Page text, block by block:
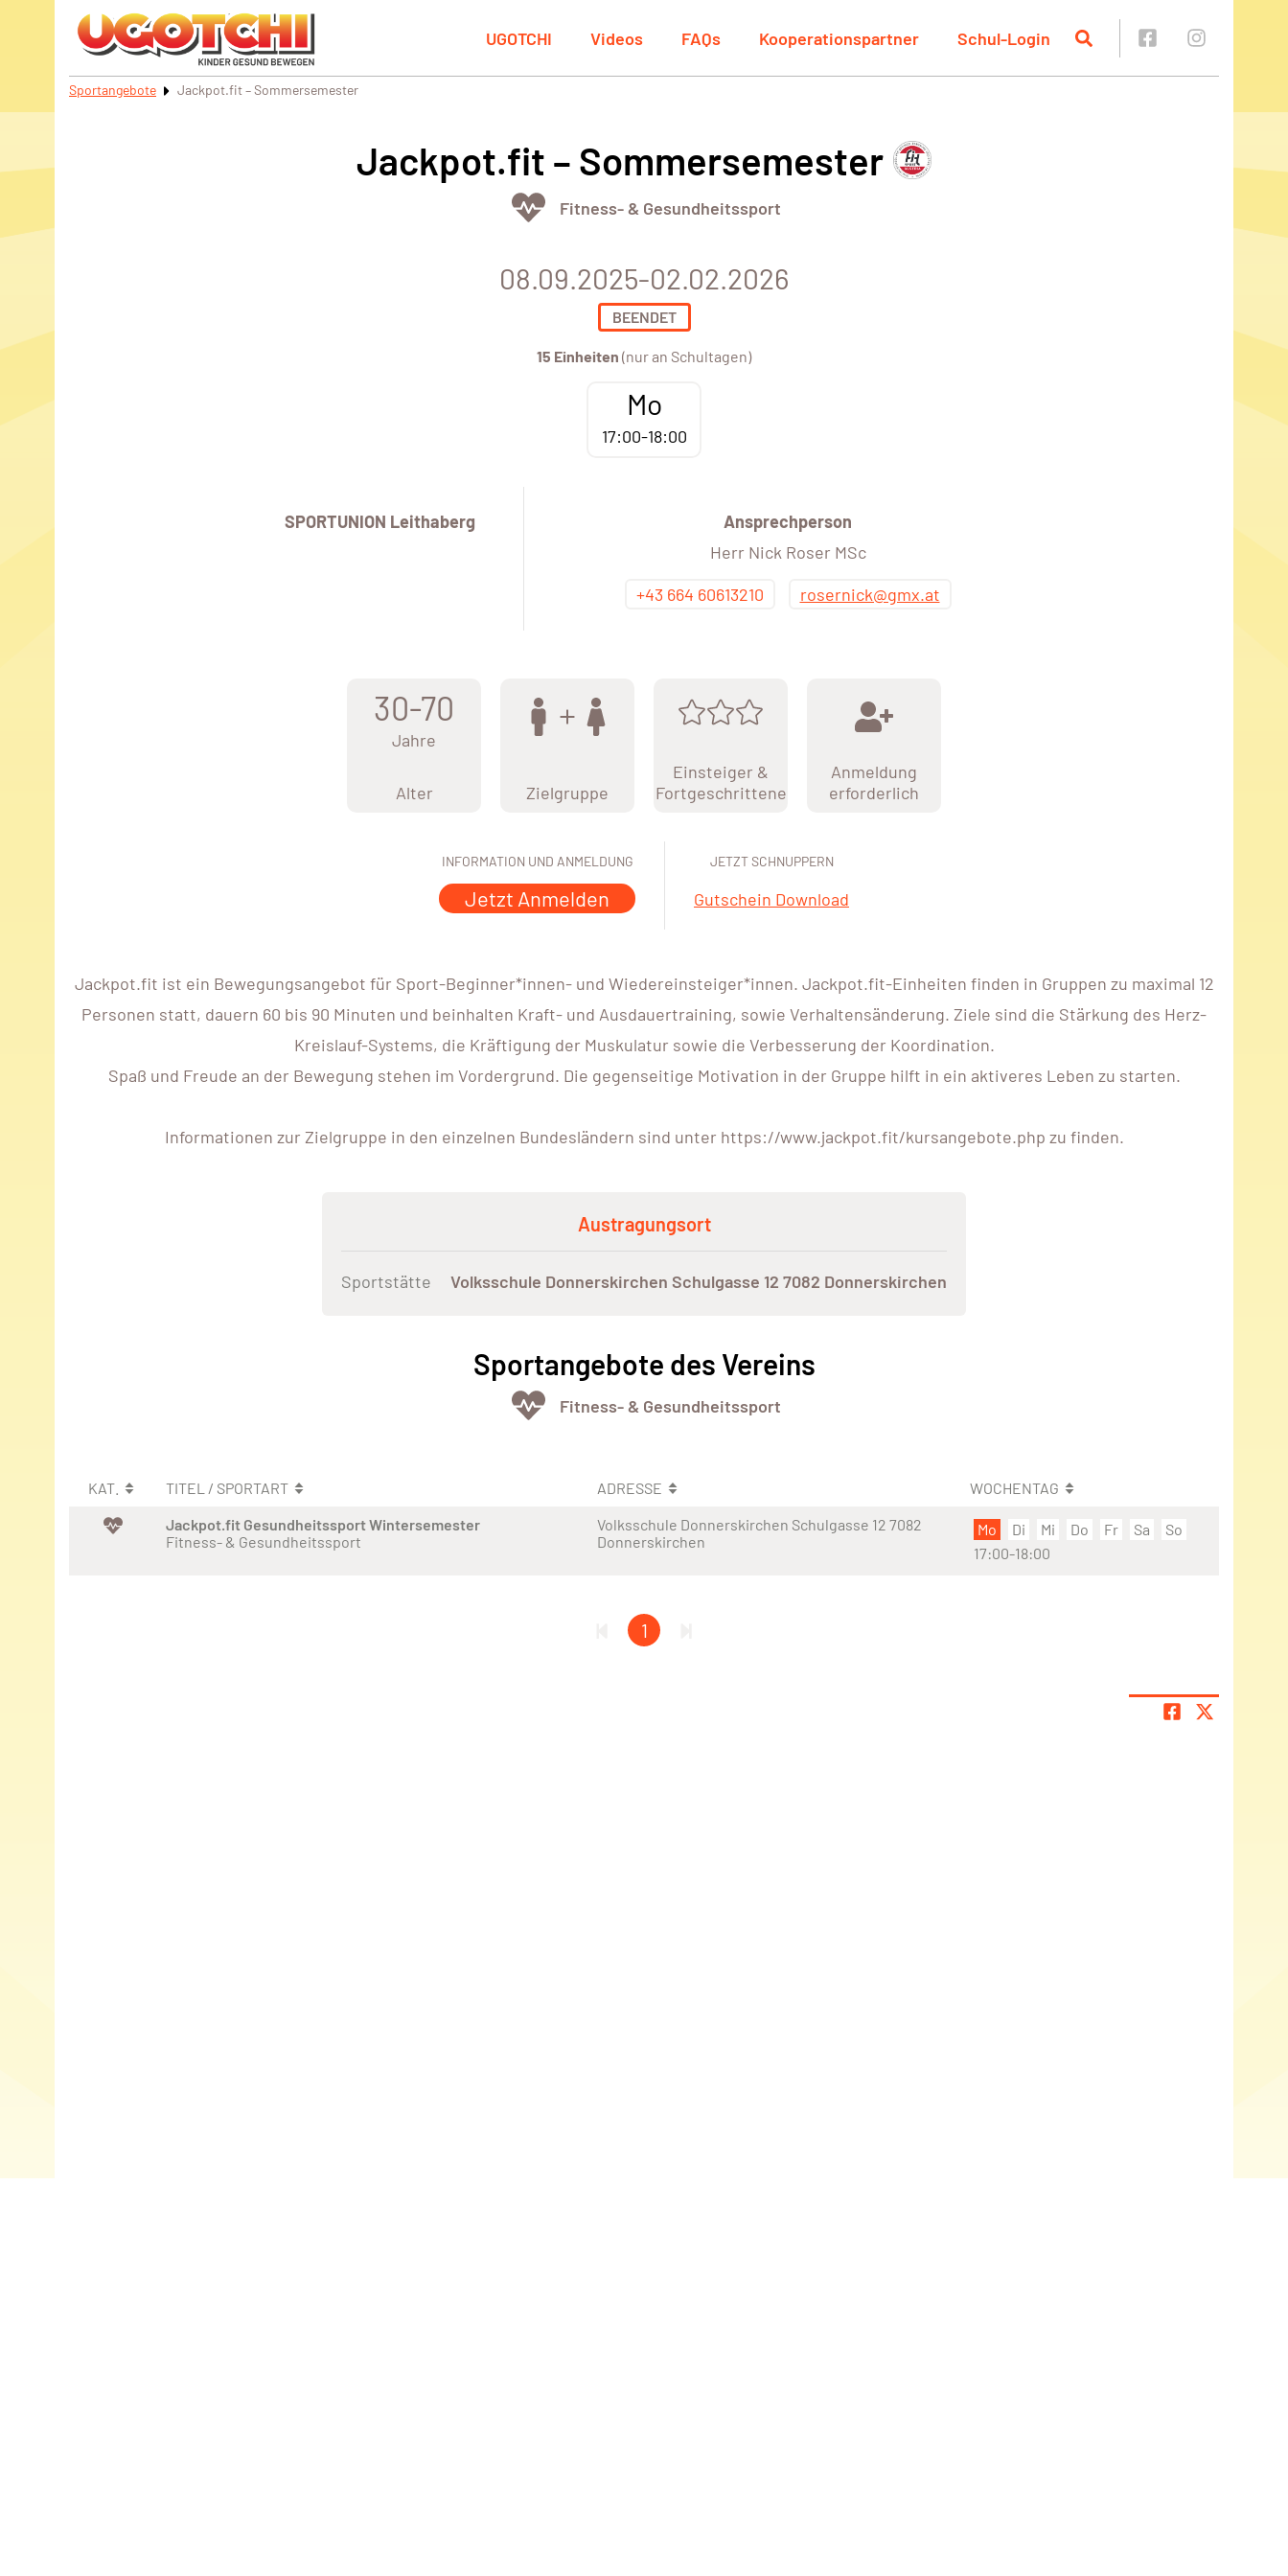
UGOTCHI Videos FAQs Kooperationspartner Schul-Login
Sportangebote Jackpot.fit – Sommersemester
Jackpot.fit – Sommersemester
Fitness- & Gesundheitssport
08.09.2025-02.02.2026
BEENDET
15 Einheiten (nur an Schultagen)
Mo
17:00-18:00
SPORTUNION Leithaberg
Ansprechperson
Herr Nick Roser MSc
+43 664 60613210
rosernick@gmx.at
30-70
Jahre
Alter Zielgruppe
Einsteiger &
Fortgeschrittene
Anmeldung
erforderlich
INFORMATION UND ANMELDUNG
Jetzt Anmelden
JETZT SCHNUPPERN
Gutschein Download
Jackpot.fit ist ein Bewegungsangebot für Sport-Beginner*innen- und Wiedereinsteiger*innen. Jackpot.fit-Einheiten finden in Gruppen zu maximal 12
Personen statt, dauern 60 bis 90 Minuten und beinhalten Kraft- und Ausdauertraining, sowie Verhaltensänderung. Ziele sind die Stärkung des Herz-
Kreislauf-Systems, die Kräftigung der Muskulatur sowie die Verbesserung der Koordination.
Spaß und Freude an der Bewegung stehen im Vordergrund. Die gegenseitige Motivation in der Gruppe hilft in ein aktiveres Leben zu starten.
Informationen zur Zielgruppe in den einzelnen Bundesländern sind unter https://www.jackpot.fit/kursangebote.php zu finden.
Austragungsort
Sportstätte Volksschule Donnerskirchen Schulgasse 12 7082 Donnerskirchen
Sportangebote des Vereins
Fitness- & Gesundheitssport
KAT. TITEL / SPORTART ADRESSE
WOCHENTAG
Jackpot.fit Gesundheitssport Wintersemester
Fitness- & Gesundheitssport
Volksschule Donnerskirchen Schulgasse 12 7082
Donnerskirchen
Mo Di Mi Do Fr Sa
So
17:00-18:00
1